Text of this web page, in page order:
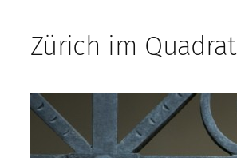
Zürich im Quadrat